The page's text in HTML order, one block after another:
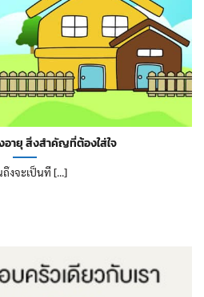
ายุ สิ่งสำคัญที่ต้องใส่ใจ
งจะเป็นที [...]